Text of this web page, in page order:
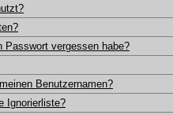
Passwort vergessen habe?
Benutzernamen?
Ignorierliste?